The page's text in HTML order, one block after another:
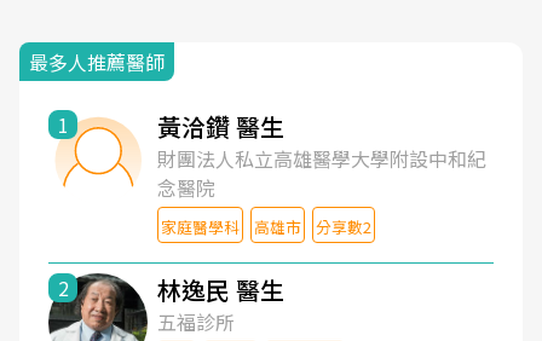
最多人推薦醫師
1 黃洽鑽 醫生
財團法人私立高雄醫學大學附設中和紀
念醫院
家庭醫學科 高雄市 分享數2
2 林逸民 醫生
五福診所